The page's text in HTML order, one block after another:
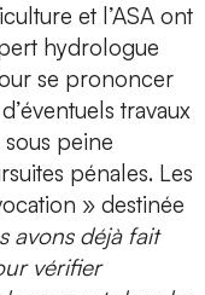
et l’ASA ont
hydrologue
se prononcer
travaux
sous peine
pénales. Les
» destinée
avons déjà fait
vérifier